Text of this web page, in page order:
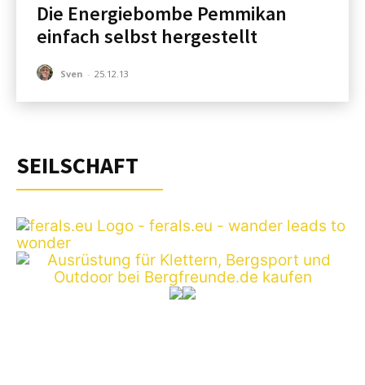
Die Energiebombe Pemmikan
einfach selbst hergestellt
Sven - 25.12.13
SEILSCHAFT